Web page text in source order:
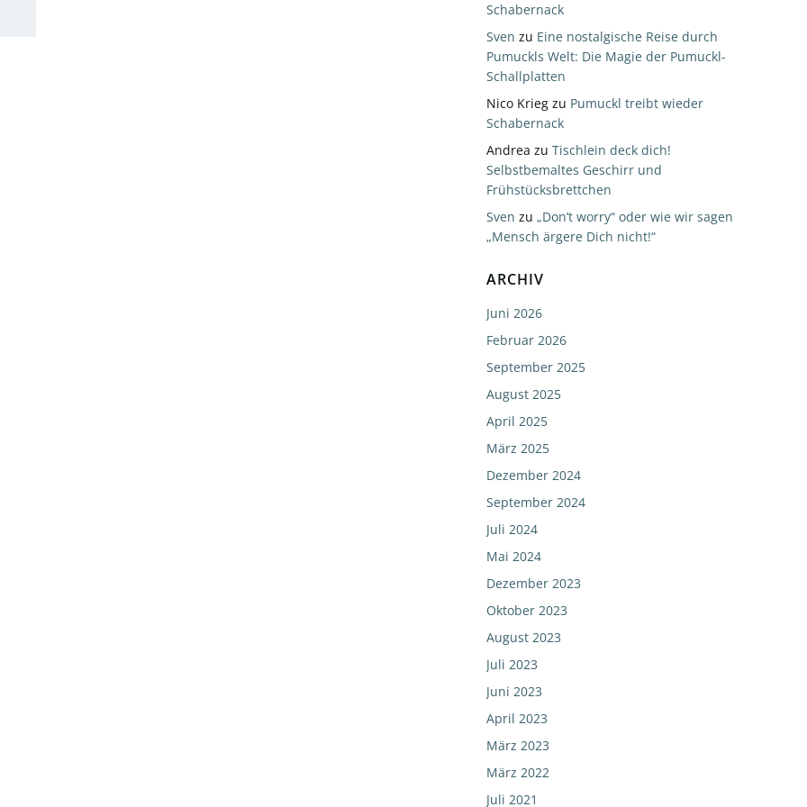
Schabernack
Sven zu Eine nostalgische Reise durch
Pumuckls Welt: Die Magie der Pumuckl-
Schallplatten
Nico Krieg zu Pumuckl treibt wieder
Schabernack
Andrea zu Tischlein deck dich!
Selbstbemaltes Geschirr und
Frühstücksbrettchen
Sven zu „Don’t worry“ oder wie wir sagen
„Mensch ärgere Dich nicht!“
ARCHIV
Juni 2026
Februar 2026
September 2025
August 2025
April 2025
März 2025
Dezember 2024
September 2024
Juli 2024
Mai 2024
Dezember 2023
Oktober 2023
August 2023
Juli 2023
Juni 2023
April 2023
März 2023
März 2022
Juli 2021